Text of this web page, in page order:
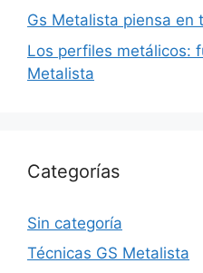
Gs Metalista piensa en
Los perfiles metálicos:
Metalista
Categorías
Sin categoría
Técnicas GS Metalista